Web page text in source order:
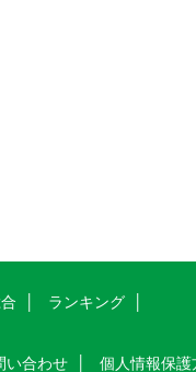
ランキング
い合わせ 個人情報保護